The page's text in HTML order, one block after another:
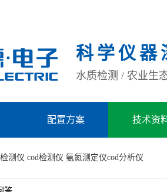
科学仪器
水质检测 / 农业生
配置方案 技术资
测仪 cod检测仪 氨氮测定仪cod分析仪